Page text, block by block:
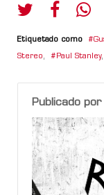
Etiquetado como
Stereo, Paul Stanley,
Publicado por